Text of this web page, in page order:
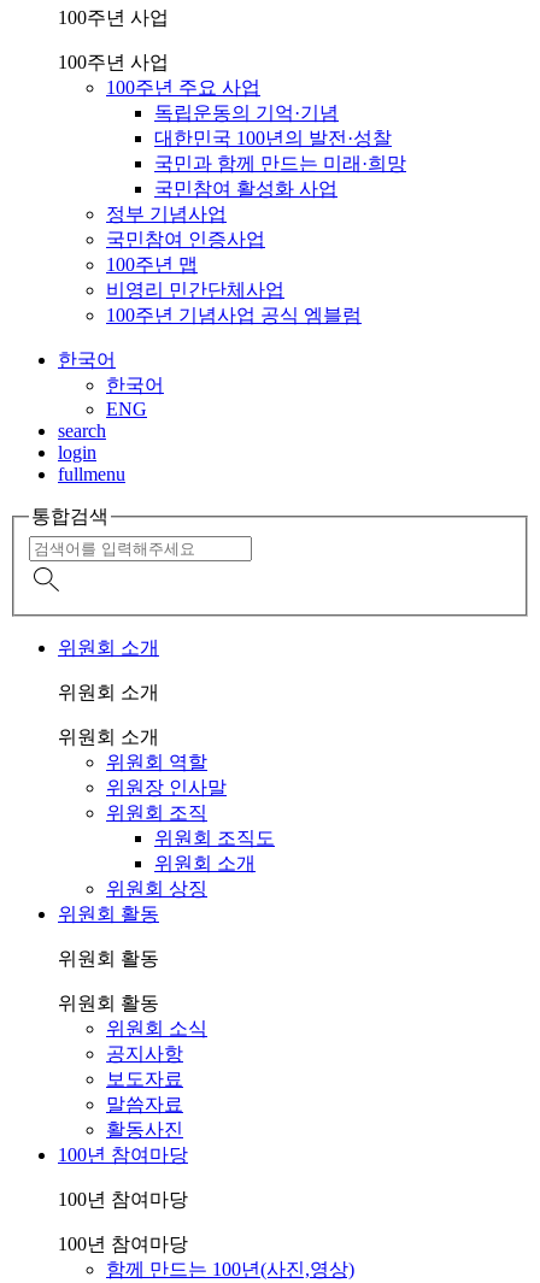
100주년 사업
100주년 사업
100주년 주요 사업
독립운동의 기억·기념
대한민국 100년의 발전·성찰
국민과 함께 만드는 미래·희망
국민참여 활성화 사업
정부 기념사업
국민참여 인증사업
100주년 맵
비영리 민간단체사업
100주년 기념사업 공식 엠블럼
한국어
한국어
ENG
search
login
fullmenu
통합검색
위원회 소개
위원회 소개
위원회 소개
위원회 역할
위원장 인사말
위원회 조직
위원회 조직도
위원회 소개
위원회 상징
위원회 활동
위원회 활동
위원회 활동
위원회 소식
공지사항
보도자료
말씀자료
활동사진
100년 참여마당
100년 참여마당
100년 참여마당
함께 만드는 100년(사진,영상)